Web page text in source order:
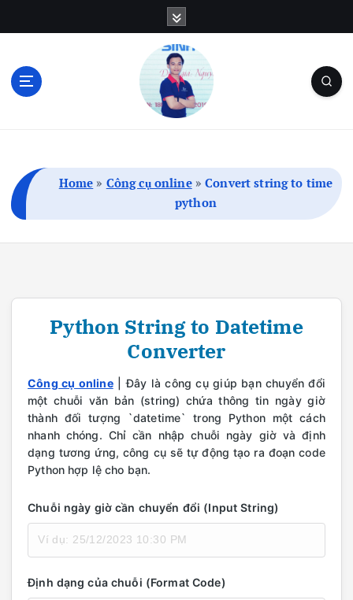
Home » Công cụ online»Convert string to time
python
Python String to Datetime
Converter
Công cụ online| Đây là công cụ giúp bạn chuyển đổi
một chuỗi văn bản (string) chứa thông tin ngày giờ
thành đối tượng `datetime` trong Python một cách
nhanh chóng. Chỉ cần nhập chuỗi ngày giờ và định
dạng tương ứng, công cụ sẽ tự động tạo ra đoạn code
Python hợp lệ cho bạn.
Chuỗi ngày giờ cần chuyển đổi (Input String)
Định dạng của chuỗi (Format Code)